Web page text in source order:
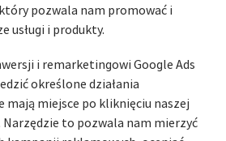
pozwala nam promować i
usługi i produkty.
i remarketingowi Google Ads
określone działania
miejsce po kliknięciu naszej
Narzędzie to pozwala nam mierzyć